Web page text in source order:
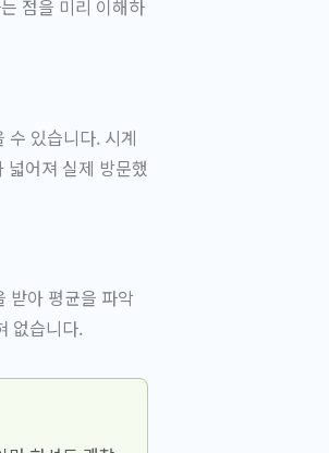
점을 미리 이해하
수 있습니다. 시계
어져 실제 방문했
받아 평균을 파악
없습니다.